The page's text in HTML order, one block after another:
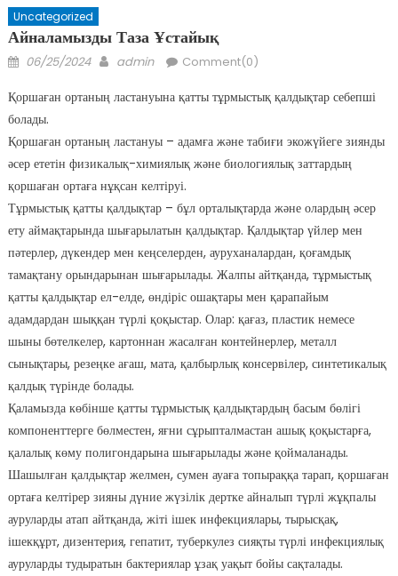
Uncategorized
Айналамызды Таза Ұстайық
Posted
06/25/2024 Author
admin Comment(0)
Қоршаған ортаның ластануына қатты тұрмыстық қалдықтар себепші
болады.
Қоршаған ортаның ластануы – адамға және табиғи экожүйеге зиянды
әсер ететін физикалық-химиялық және биологиялық заттардың
қоршаған ортаға нұқсан келтіруі.
Тұрмыстық қатты қалдықтар – бұл орталықтарда және олардың әсер
ету аймақтарында шығарылатын қалдықтар. Қалдықтар үйлер мен
пәтерлер, дүкендер мен кеңселерден, ауруханалардан, қоғамдық
тамақтану орындарынан шығарылады. Жалпы айтқанда, тұрмыстық
қатты қалдықтар ел-елде, өндіріс ошақтары мен қарапайым
адамдардан шыққан түрлі қоқыстар. Олар: қағаз, пластик немесе
шыны бөтелкелер, картоннан жасалған контейнерлер, металл
сынықтары, резеңке ағаш, мата, қалбырлық консервілер, синтетикалық
қалдық түрінде болады.
Қаламызда көбінше қатты тұрмыстық қалдықтардың басым бөлігі
компоненттерге бөлместен, яғни сұрыпталмастан ашық қоқыстарға,
қалалық көму полигондарына шығарылады және қоймаланады.
Шашылған қалдықтар желмен, сумен ауаға топыраққа тарап, қоршаған
ортаға келтірер зияны дүние жүзілік дертке айналып түрлі жұқпалы
ауруларды атап айтқанда, жіті ішек инфекциялары, тырысқақ,
ішекқұрт, дизентерия, гепатит, туберкулез сияқты түрлі инфекциялық
ауруларды тудыратын бактериялар ұзақ уақыт бойы сақталады.